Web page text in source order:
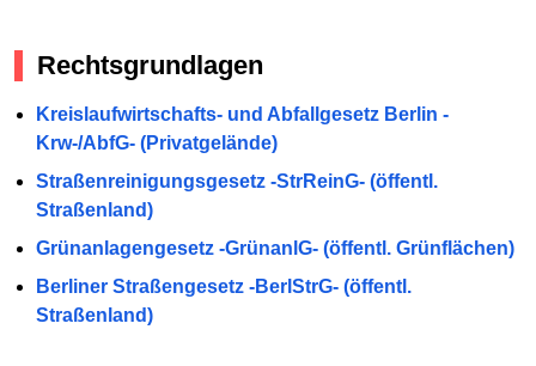
Rechtsgrundlagen
Kreislaufwirtschafts- und Abfallgesetz Berlin -
Krw-/AbfG- (Privatgelände)
Straßenreinigungsgesetz -StrReinG- (öffentl.
Straßenland)
Grünanlagengesetz -GrünanlG- (öffentl. Grünflächen)
Berliner Straßengesetz -BerlStrG- (öffentl.
Straßenland)